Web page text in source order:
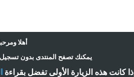
أهلا
يمكنك تصفح المنتدى بدون تسجيل
إذا كانت هذه الزيارة الأولى تفضل بقراءة